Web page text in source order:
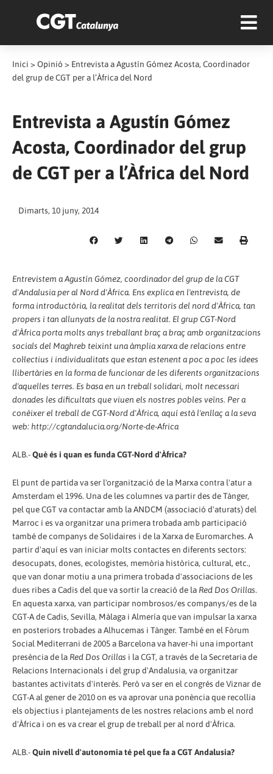
Inici > Opinió > Entrevista a Agustín Gómez Acosta, Coordinador
del grup de CGT per a l’Àfrica del Nord
Entrevista a Agustín Gómez
Acosta, Coordinador del grup
de CGT per a l’Àfrica del Nord
Dimarts, 10 juny, 2014
Entrevistem a Agustín Gómez, coordinador del grup de la CGT
d'Andalusia per al Nord d'Àfrica. Ens explica en l'entrevista, de
forma introductòria, la realitat dels territoris del nord d'Àfrica, tan
propers i tan allunyats de la nostra realitat. El grup CGT-Nord
d'Àfrica porta molts anys treballant braç a braç amb organitzacions
socials del Maghreb teixint una àmplia xarxa de relacions entre
col·lectius i individualitats que estan estenent a poc a poc les idees
llibertàries en la forma de funcionar de les diferents organitzacions
d'aquelles terres. Es basa en un treball solidari, molt necessari
donades les dificultats que viuen els nostres pobles veïns. Per a
conèixer el treball de CGT-Nord d'Àfrica, aquí està l'enllaç a la seva
web: http://cgtandalucia.org/Norte-de-Africa
ALB.-Què és i quan es funda CGT-Nord d'Àfrica?
El punt de partida va ser l'organització de la Marxa contra l'atur a
Amsterdam el 1996. Una de les columnes va partir des de Tànger,
pel que CGT va contactar amb la ANDCM (associació d'aturats) del
Marroc i es va organitzar una primera trobada amb participació
també de companys de Solidaires i de la Xarxa de Euromarches. A
partir d'aquí es van iniciar molts contactes en diferents sectors:
desocupats, dones, ecologistes, memòria històrica, cultural, etc.,
que van donar motiu a una primera trobada d'associacions de les
dues ribes a Cadis del que va sortir la creació de la Red Dos Orillas.
En aquesta xarxa, van participar nombrosos/es companys/es de la
CGT-A de Cadis, Sevilla, Màlaga i Almería que van impulsar la xarxa
en posteriors trobades a Alhucemas i Tànger. També en el Fòrum
Social Mediterrani de 2005 a Barcelona va haver-hi una important
presència de la Red Dos Orillas i la CGT, a través de la Secretaria de
Relacions Internacionals i del grup d'Andalusia, va organitzar
bastantes activitats d'interès. Però va ser en el congrés de Viznar de
CGT-A al gener de 2010 on es va aprovar una ponència que recollia
els objectius i plantejaments de les nostres relacions amb el nord
d'Àfrica i on es va crear el grup de treball per al nord d'Àfrica.
ALB.-Quin nivell d'autonomia té pel que fa a CGT Andalusia?